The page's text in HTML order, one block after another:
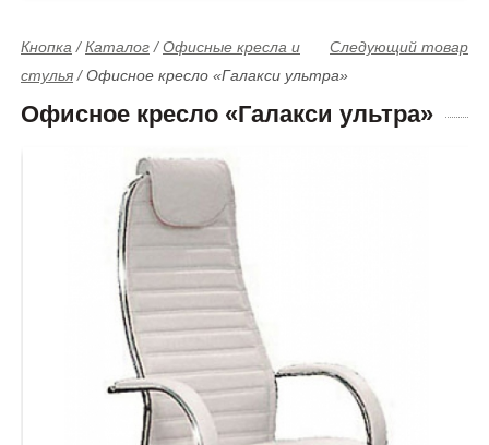
Следующий товар
Кнопка /Каталог /Офисные кресла и
стулья /Офисное кресло «Галакси ультра»
Офисное кресло «Галакси ультра»